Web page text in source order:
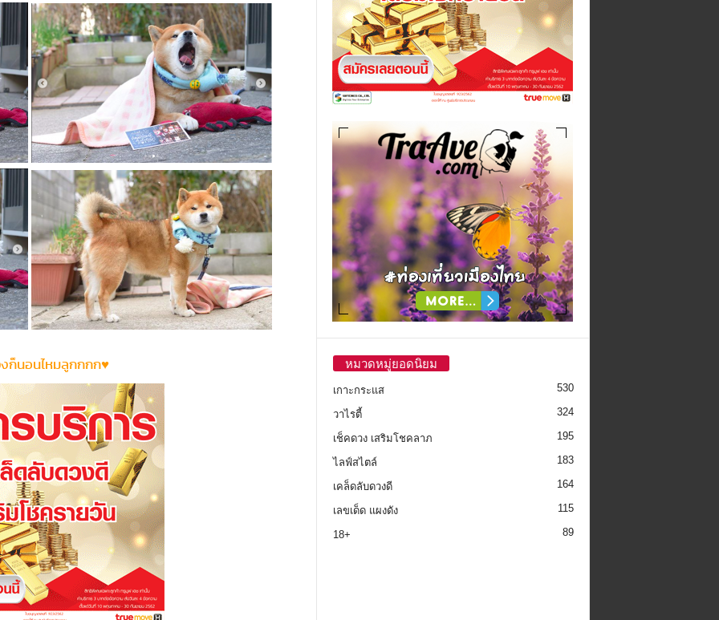
ก็นอนไหมลูกกกก♥ หมวดหมู่ยอดนิยม
เกาะกระแส 530
วาไรตี้ 324
เช็คดวง เสริมโชคลาภ 195
ไลฟ์สไตล์ 183
เคล็ดลับดวงดี 164
เลขเด็ด แผงดัง 115
18+ 89